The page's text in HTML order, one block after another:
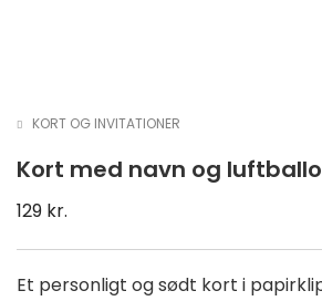
KORT OG INVITATIONER
Kort med navn og
129 kr.
Et personligt og sødt kort i